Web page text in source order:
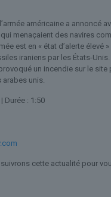
américaine a annoncé
menaçaient des navires
est en « état d’alerte élevé
iraniens par les États-Unis.
un incendie sur le site
arabes unis.
Durée : 1:50
cette actualité pour